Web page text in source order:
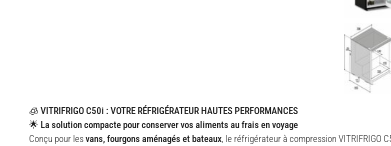
🧊 VITRIFRIGO C50i : VOTRE RÉFRIGÉRATEUR HAUTES PERFORMANCES
🌟 La solution compacte pour conserver vos aliments au frais en voyage
Conçu pour lesvans, fourgons aménagés et bateaux, le réfrigérateur à compression VITRIFRIGO